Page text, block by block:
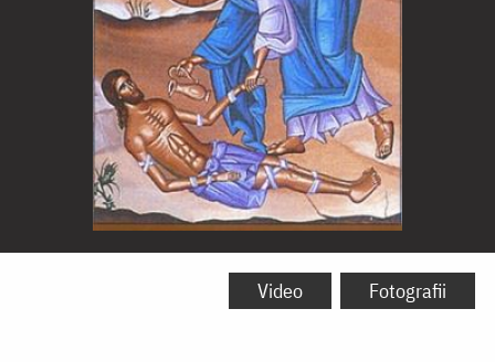
Samarineanul
Video Fotografii